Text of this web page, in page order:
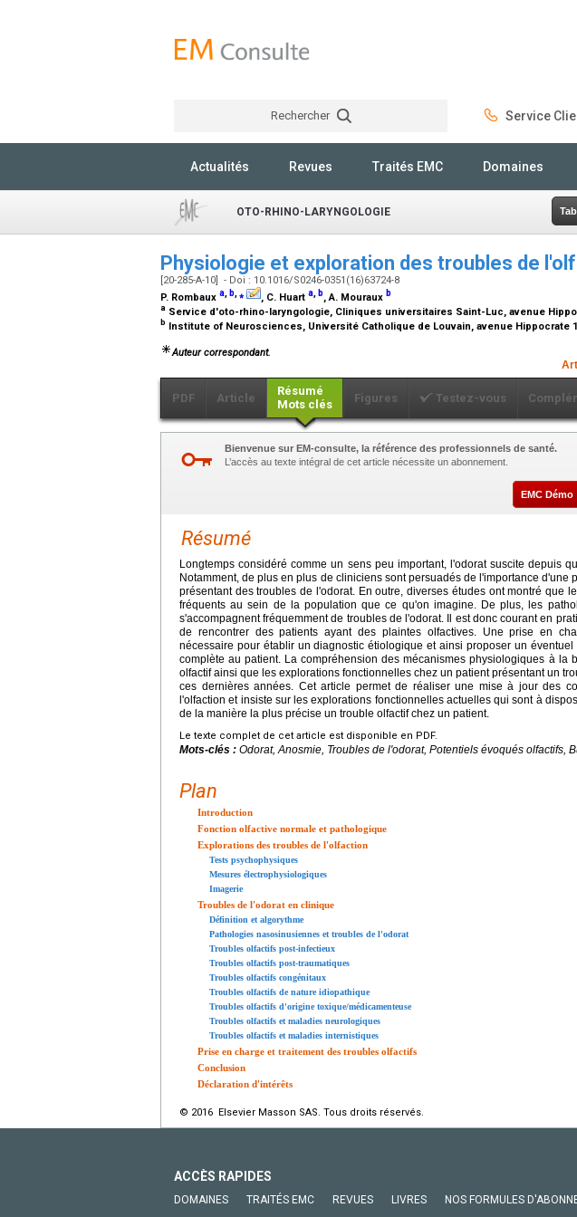
Rechercher Service
Actualités Revues Traités EMC Domaines
OTO-RHINO-LARYNGOLOGIE
Physiologie et exploration des troubles de
[20-285-A-10] - Doi : 10.1016/S0246-0351(16)63724-8
P. Rombaux a, b,⁎ , C. Huart a, b, A. Mouraux b
a Service d'oto-rhino-laryngologie, Cliniques universitaires Saint-Luc, avenue
b Institute of Neurosciences, Université Catholique de Louvain, avenue Hippocrate
Auteur correspondant.
PDF Article
Résumé
Mots clés
Figures Testez-vous
Bienvenue sur EM-consulte, la référence des professionnels de santé.
L’accès au texte intégral de cet article nécessite un abonnement.
EMC Démo
Résumé
Longtemps considéré comme un sens peu important, l'odorat suscite depuis
Notamment, de plus en plus de cliniciens sont persuadés de l'importance d'une
présentant des troubles de l'odorat. En outre, diverses études ont montré que
fréquents au sein de la population que ce qu'on imagine. De plus, les
s'accompagnent fréquemment de troubles de l'odorat. Il est donc courant en
de rencontrer des patients ayant des plaintes olfactives. Une prise en
nécessaire pour établir un diagnostic étiologique et ainsi proposer un
complète au patient. La compréhension des mécanismes physiologiques à la
olfactif ainsi que les explorations fonctionnelles chez un patient présentant un
ces dernières années. Cet article permet de réaliser une mise à jour des
l'olfaction et insiste sur les explorations fonctionnelles actuelles qui sont à
de la manière la plus précise un trouble olfactif chez un patient.
Le texte complet de cet article est disponible en PDF.
Mots-clés : Odorat, Anosmie, Troubles de l'odorat, Potentiels évoqués olfactifs,
Plan
Introduction
Fonction olfactive normale et pathologique
Explorations des troubles de l'olfaction
Tests psychophysiques
Mesures électrophysiologiques
Imagerie
Troubles de l'odorat en clinique
Définition et algorythme
Pathologies nasosinusiennes et troubles de l'odorat
Troubles olfactifs post-infectieux
Troubles olfactifs post-traumatiques
Troubles olfactifs congénitaux
Troubles olfactifs de nature idiopathique
Troubles olfactifs d'origine toxique/médicamenteuse
Troubles olfactifs et maladies neurologiques
Troubles olfactifs et maladies internistiques
Prise en charge et traitement des troubles olfactifs
Conclusion
Déclaration d'intérêts
© 2016 Elsevier Masson SAS. Tous droits réservés.
ACCÈS RAPIDES
DOMAINES TRAITÉS EMC REVUES LIVRES NOS FORMULES